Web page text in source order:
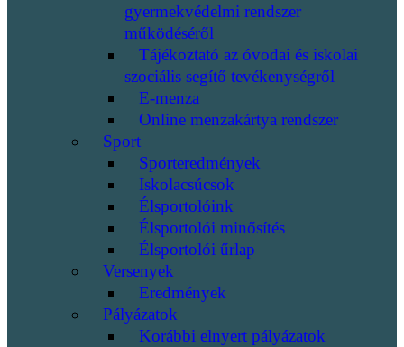
gyermekvédelmi rendszer
működéséről
Tájékoztató az óvodai és iskolai
szociális segítő tevékenységről
E-menza
Online menzakártya rendszer
Sport
Sporteredmények
Iskolacsúcsok
Élsportolóink
Élsportolói minősítés
Élsportolói űrlap
Versenyek
Eredmények
Pályázatok
Korábbi elnyert pályázatok